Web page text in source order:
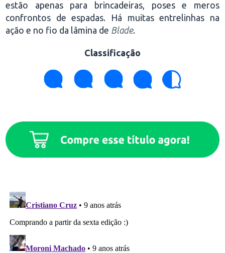
estão apenas para brincadeiras, poses e meros
confrontos de espadas. Há muitas entrelinhas na
ação e no fio da lâmina de Blade.
Classificação